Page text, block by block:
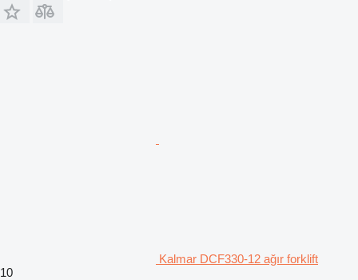
Kalmar DCF330-12 ağır forklift
10